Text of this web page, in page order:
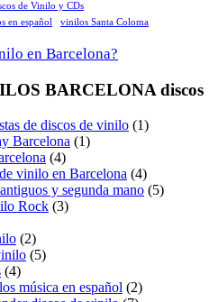
de Vinilo y CDs
en español
vinilos Santa Coloma
en Barcelona?
BARCELONA discos
de discos de vinilo (1)
Barcelona (1)
(4)
vinilo en Barcelona (4)
y segunda mano (5)
Rock (3)
(2)
(5)
(4)
música en español (2)